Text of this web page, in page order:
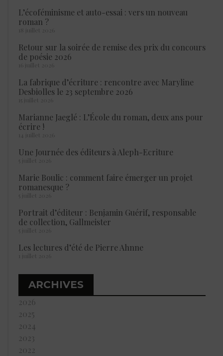
L’écoféminisme et auto-essai : vers un nouveau
roman ?
18 juillet 2026
Retour sur la soirée de remise des prix du concours
de poésie 2026
16 juillet 2026
La fabrique d’écriture : rencontre avec Maryline
Desbiolles le 23 septembre 2026
15 juillet 2026
Marianne Jaeglé : L’École du roman, deux ans pour
écrire !
14 juillet 2026
Une Journée des éditeurs à Aleph-Ecriture
5 juillet 2026
Marie Boulic : comment faire émerger un projet
romanesque ?
5 juillet 2026
Portrait d’éditeur : Benjamin Guérif, responsable
de collection, Gallmeister
5 juillet 2026
Les lectures d’été de Pierre Ahnne
1 juillet 2026
ARCHIVES
2026
2025
2024
2023
2022